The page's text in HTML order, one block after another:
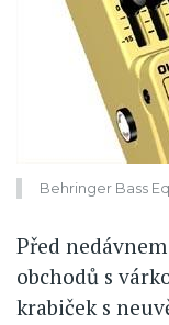
Behringer Bass
Před
obchodů s
krabiček s